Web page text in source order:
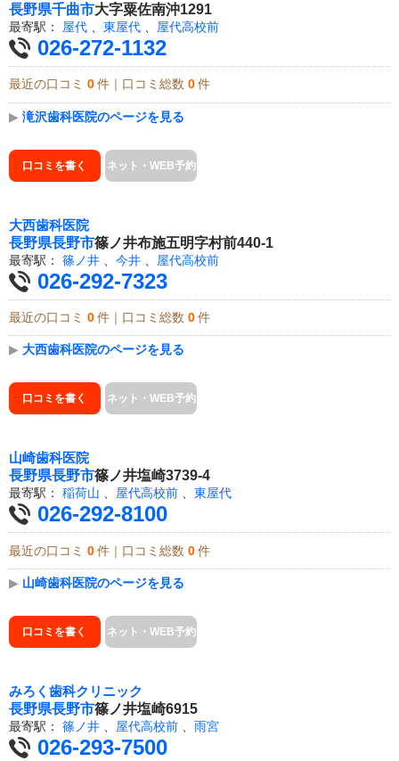
長野県千曲市大字粟佐南沖1291
最寄駅： 屋代 東屋代 屋代高校前
026-272-1132
最近の口コミ 0 件｜口コミ総数 0 件
▶ 滝沢歯科医院のページを見る
口コミを書く ネット・WEB予約
大西歯科医院
長野県長野市篠ノ井布施五明字村前440-1
最寄駅： 篠ノ井 今井 屋代高校前
026-292-7323
最近の口コミ 0 件｜口コミ総数 0 件
▶ 大西歯科医院のページを見る
口コミを書く ネット・WEB予約
山崎歯科医院
長野県長野市篠ノ井塩崎3739-4
最寄駅： 稲荷山 、 屋代高校前 、 東屋代
026-292-8100
最近の口コミ 0 件｜口コミ総数 0 件
▶ 山崎歯科医院のページを見る
口コミを書く ネット・WEB予約
みろく歯科クリニック
長野県長野市篠ノ井塩崎6915
最寄駅： 篠ノ井 屋代高校前 雨宮
026-293-7500